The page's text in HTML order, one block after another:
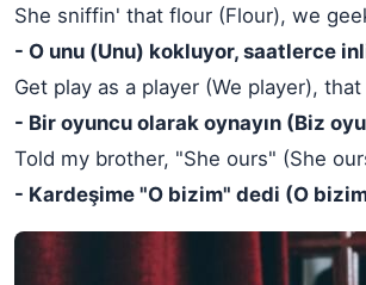
She sniffin' that flour (Flour), we
- O unu (Unu) kokluyor, saatlerce
Get play as a player (We player),
- Bir oyuncu olarak oynayın (Biz
Told my brother, "She ours" (She
- Kardeşime "O bizim" dedi (O